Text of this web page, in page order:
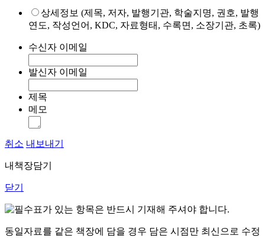
상세정보 (제목, 저자, 발행기관, 학술지명, 권호, 발행
연도, 작성언어, KDC, 자료형태, 수록면, 소장기관, 초록)
수신자 이메일
발신자 이메일
제목
메모
취소 내보내기
내책장담기
닫기
표가 있는 항목은 반드시 기재해 주셔야 합니다.
동일자료를 같은 책장에 담을 경우 담은 시점만 최신으로 수정